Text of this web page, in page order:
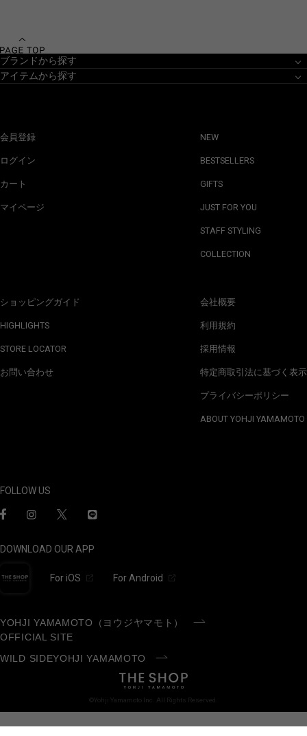
ブランドから探す
アイテムから探す
会員登録
ログイン
カート
マイページ
ショッピングガイド
HIGHLIGHTS
STORE LOCATOR
お問い合わせ
NEW
BESTSELLERS
GIFTS
JUST FOR YOU
STAFF STYLING
COLLECTION
会社概要
利用規約
採用情報
特定商取引法に基づく表示
プライバシーポリシー
ABOUT YOHJI YAMAMOTO
FOLLOW US
DOWNLOAD OUR APP
For iOS For Android
YOHJI YAMAMOTO（ヨウジヤマモト）
OFFICIAL SITE
WILD SIDEYOHJI YAMAMOTO
©Yohji Yamamoto Inc. All Rights Reserved.